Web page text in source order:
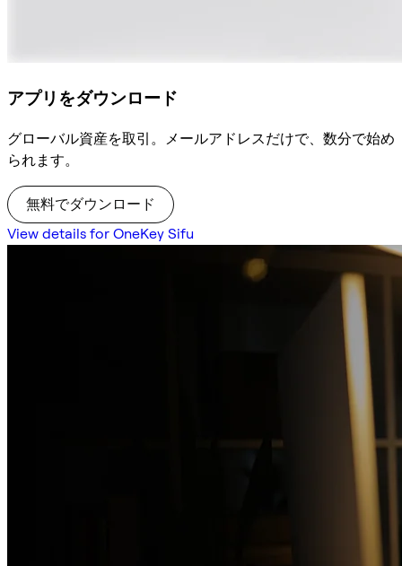
アプリをダウンロード
グローバル資産を取引。メールアドレスだけで、数分で始め
られます。
無料でダウンロード
View details for OneKey Sifu